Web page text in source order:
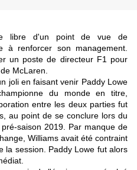
libre d'un point de vue de
à renforcer son management.
un poste de directeur F1 pour
McLaren.
joli en faisant venir Paddy Lowe
du monde en titre,
entre les deux parties fut
au point de se conclure lors du
saison 2019. Par manque de
Williams avait été contraint
la session. Paddy Lowe fut alors